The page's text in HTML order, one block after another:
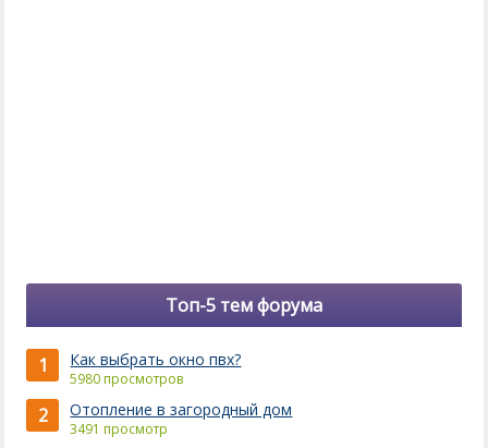
Топ-5 тем форума
1 Как выбрать окно пвх?
5980 просмотров
2 Отопление в загородный дом
3491 просмотр